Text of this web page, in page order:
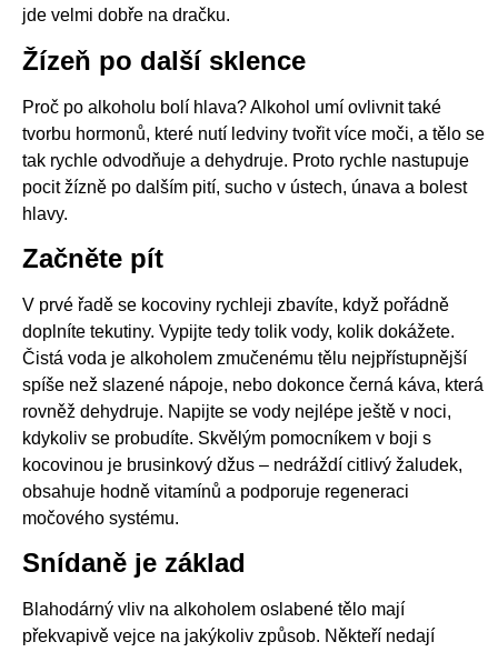
jde velmi dobře na dračku.
Žízeň po další sklence
Proč po alkoholu bolí hlava? Alkohol umí ovlivnit také
tvorbu hormonů, které nutí ledviny tvořit více moči, a tělo se
tak rychle odvodňuje a dehydruje. Proto rychle nastupuje
pocit žízně po dalším pití, sucho v ústech, únava a bolest
hlavy.
Začněte pít
V prvé řadě se kocoviny rychleji zbavíte, když pořádně
doplníte tekutiny. Vypijte tedy tolik vody, kolik dokážete.
Čistá voda je alkoholem zmučenému tělu nejpřístupnější
spíše než slazené nápoje, nebo dokonce černá káva, která
rovněž dehydruje. Napijte se vody nejlépe ještě v noci,
kdykoliv se probudíte. Skvělým pomocníkem v boji s
kocovinou je brusinkový džus – nedráždí citlivý žaludek,
obsahuje hodně vitamínů a podporuje regeneraci
močového systému.
Snídaně je základ
Blahodárný vliv na alkoholem oslabené tělo mají
překvapivě vejce na jakýkoliv způsob. Někteří nedají